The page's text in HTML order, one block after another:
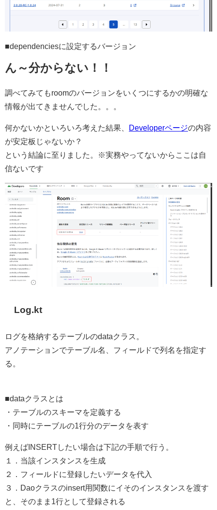
■dependenciesに設定するバージョン
ん～分からない！！
調べてみてもroomのバージョンをいくつにするかの明確な
情報が出てきませんでした。。。
何かないかといろいろ考えた結果、 Developerページの内容
が安定板じゃないか？
という結論に至りました。※実務やってないからここは自
信ないです
Log.kt
ログを格納するテーブルのdataクラス。
アノテーションでテーブル名、フィールドで列名を指定す
る。
■dataクラスとは
・テーブルのスキーマを定義する
・同時にテーブルの1行分のデータを表す
例えばINSERTしたい場合は下記の手順で行う。
１．当該インスタンスを生成
２．フィールドに登録したいデータを代入
３．Daoクラスのinsert用関数にイそのインスタンスを渡す
と、そのまま1行として登録される